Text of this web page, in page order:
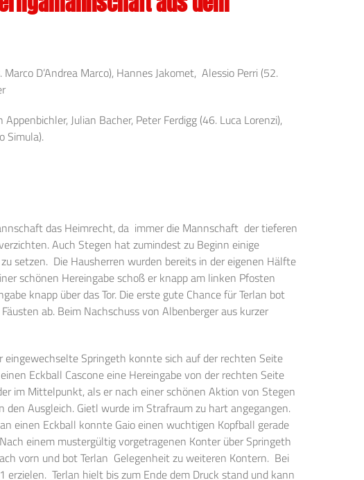
D’Andrea Marco), Hannes Jakomet, Alessio Perri (52.
Julian Bacher, Peter Ferdigg (46. Luca Lorenzi),
Simula).
das Heimrecht, da immer die Mannschaft der tieferen
Auch Stegen hat zumindest zu Beginn einige
setzen. Die Hausherren wurden bereits in der eigenen Hälfte
schönen Hereingabe schoß er knapp am linken Pfosten
knapp über das Tor. Die erste gute Chance für Terlan bot
ab. Beim Nachschuss von Albenberger aus kurzer
Springeth konnte sich auf der rechten Seite
Eckball Cascone eine Hereingabe von der rechten Seite
im Mittelpunkt, als er nach einer schönen Aktion von Stegen
Ausgleich. Gietl wurde im Strafraum zu hart angegangen.
einen Eckball konnte Gaio einen wuchtigen Kopfball gerade
einem mustergültig vorgetragenen Konter über Springeth
vorn und bot Terlan Gelegenheit zu weiteren Kontern. Bei
Terlan hielt bis zum Ende dem Druck stand und kann